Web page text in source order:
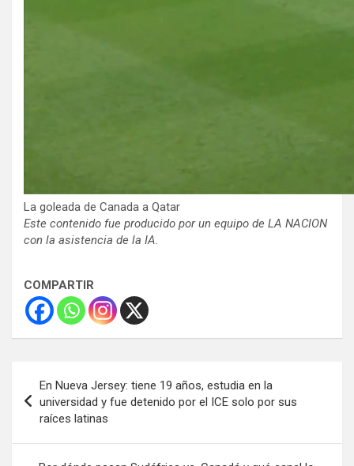
La goleada de Canada a Qatar
Este contenido fue producido por un equipo de LA NACION
con la asistencia de la IA.
COMPARTIR
de
entradas
En Nueva Jersey: tiene 19 años, estudia en la
universidad y fue detenido por el ICE solo por sus
raíces latinas